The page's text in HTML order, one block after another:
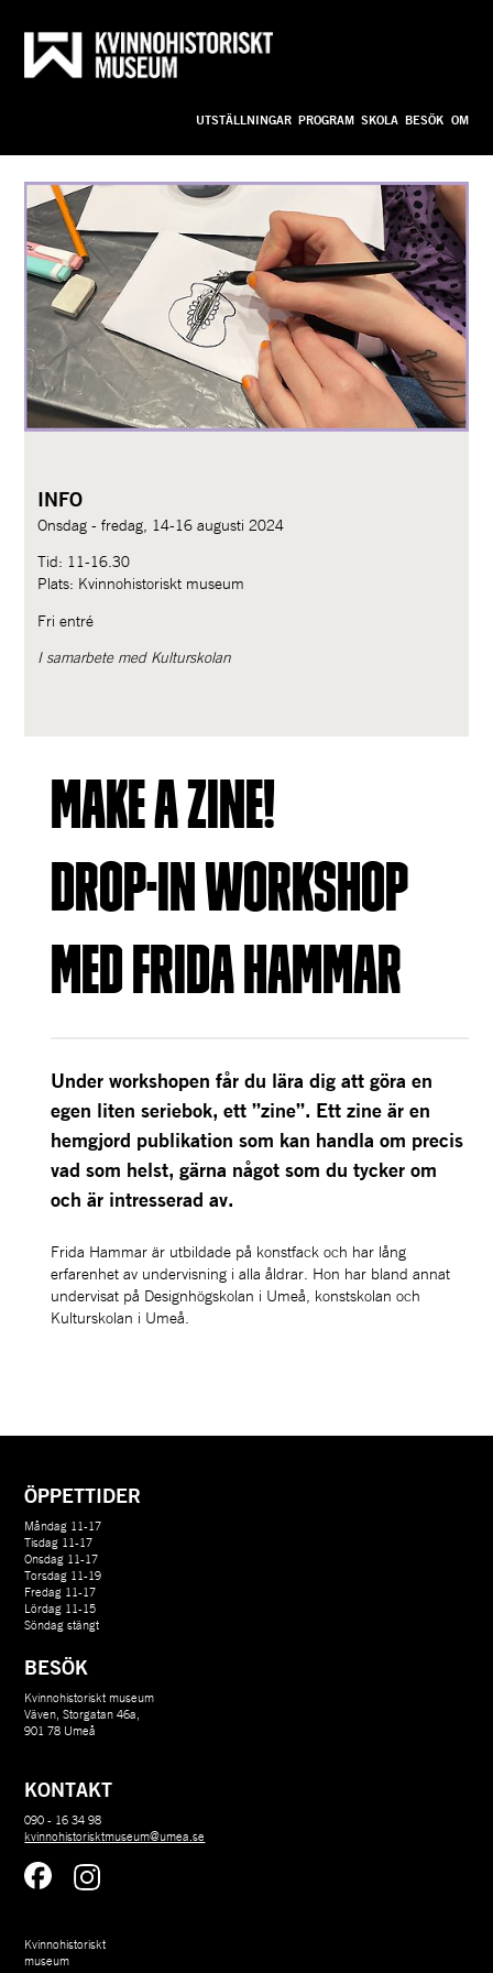
Till innehållet
UTSTÄLLNINGAR PROGRAM SKOLA BESÖK OM
bild_ny
INFO
Onsdag - fredag, 14-16 augusti 2024
Tid: 11-16.30
Plats: Kvinnohistoriskt museum
Fri entré
I samarbete med Kulturskolan
Make a zine!
Drop-in workshop
med frida hammar
Under workshopen får du lära dig att göra en
egen liten seriebok, ett ”zine”. Ett zine är en
hemgjord publikation som kan handla om precis
vad som helst, gärna något som du tycker om
och är intresserad av.
Frida Hammar är utbildade på konstfack och har lång
erfarenhet av undervisning i alla åldrar. Hon har bland annat
undervisat på Designhögskolan i Umeå, konstskolan och
Kulturskolan i Umeå.
ÖPPETTIDER
Måndag 11-17
Tisdag 11-17
Onsdag 11-17
Torsdag 11-19
Fredag 11-17
Lördag 11-15
Söndag stängt
BESÖK
Kvinnohistoriskt museum
Väven, Storgatan 46a,
901 78 Umeå
KONTAKT
090 - 16 34 98
kvinnohistorisktmuseum@umea.se
Kvinnohistoriskt
museum